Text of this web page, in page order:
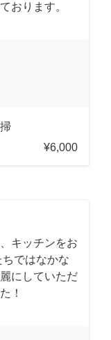
おります。
¥6,000
キッチンをお
ではなかな
にしていただ
！